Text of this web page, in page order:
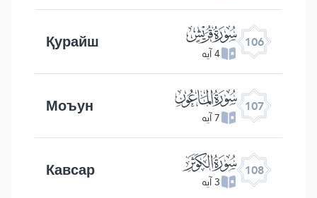
106 ﰗ
4 آیه Қурайш
107 ﰘ
7 آیه Моъун
108 ﰙ
3 آیه Кавсар